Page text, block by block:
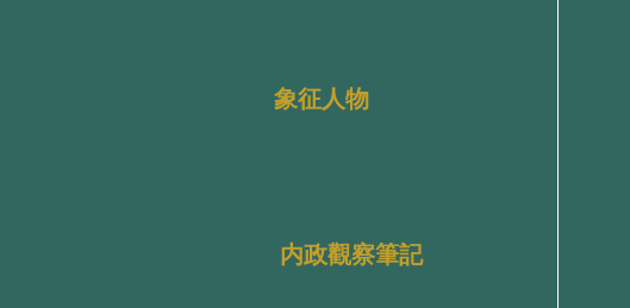
象征人物
内政觀察筆記